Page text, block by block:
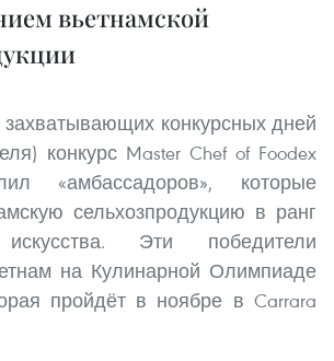
вьетнамской
конкурсных дней
конкурс Master Chef of Foodex
«амбассадоров», которые
сельхозпродукцию в ранг
искусства. Эти победители
на Кулинарной Олимпиаде
пройдёт в ноябре в Carrara